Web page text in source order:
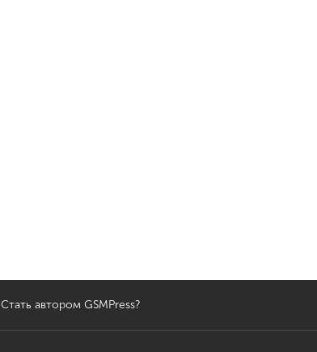
Стать автором GSMPress?